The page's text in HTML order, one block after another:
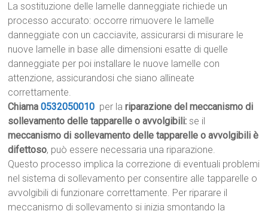
La sostituzione delle lamelle danneggiate richiede un
processo accurato: occorre rimuovere le lamelle
danneggiate con un cacciavite, assicurarsi di misurare le
nuove lamelle in base alle dimensioni esatte di quelle
danneggiate per poi installare le nuove lamelle con
attenzione, assicurandosi che siano allineate
correttamente.
Chiama0532050010 per lariparazione del meccanismo di
sollevamento delle tapparelle o avvolgibili: se il
meccanismo di sollevamento delle tapparelle o avvolgibili è
difettoso, può essere necessaria una riparazione.
Questo processo implica la correzione di eventuali problemi
nel sistema di sollevamento per consentire alle tapparelle o
avvolgibili di funzionare correttamente. Per riparare il
meccanismo di sollevamento si inizia smontando la